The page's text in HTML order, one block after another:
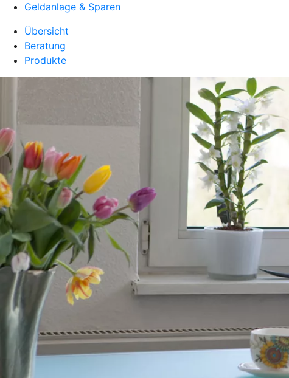
Geldanlage & Sparen
Übersicht
Beratung
Produkte